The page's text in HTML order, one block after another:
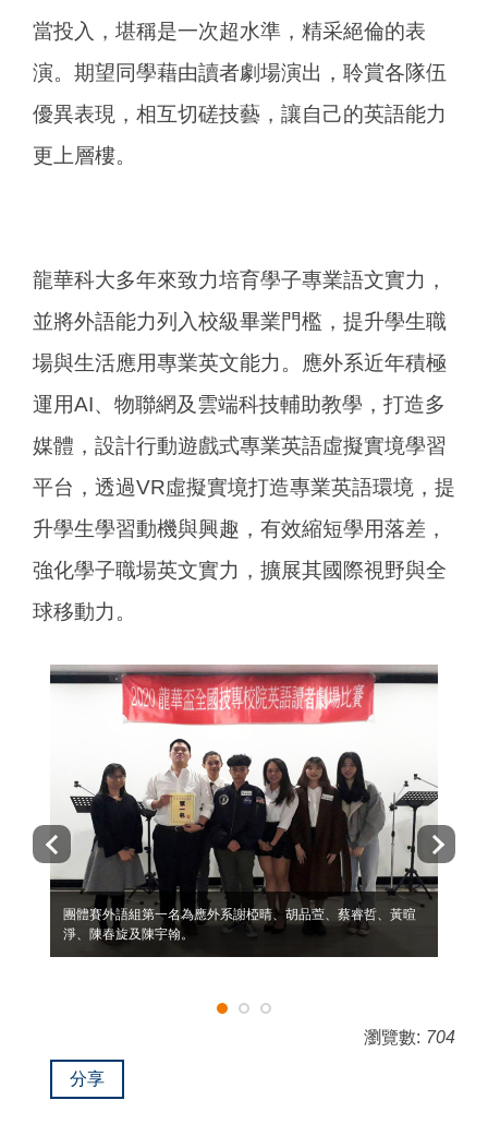
當投入，堪稱是一次超水準，精采絕倫的表
演。期望同學藉由讀者劇場演出，聆賞各隊伍
優異表現，相互切磋技藝，讓自己的英語能力
更上層樓。
龍華科大多年來致力培育學子專業語文實力，
並將外語能力列入校級畢業門檻，提升學生職
場與生活應用專業英文能力。應外系近年積極
運用AI、物聯網及雲端科技輔助教學，打造多
媒體，設計行動遊戲式專業英語虛擬實境學習
平台，透過VR虛擬實境打造專業英語環境，提
升學生學習動機與興趣，有效縮短學用落差，
強化學子職場英文實力，擴展其國際視野與全
球移動力。
團體賽外語組第一名為應外系謝椏晴、胡品萱、蔡睿哲、黃暄
淨、陳春旋及陳宇翰。
瀏覽數: 704
分享